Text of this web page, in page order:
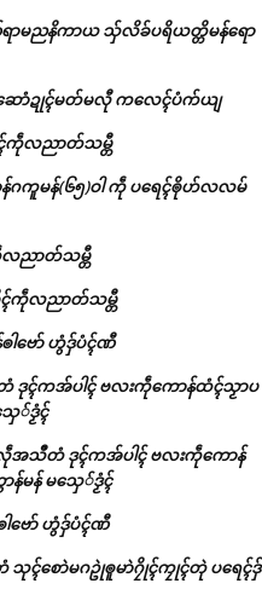
ာမညနိကာယ သှ်လိခ်ပရိယတ္တိမန်ရော
ာံဍုၚ်မတ်မလီု ကလေၚ်ပံက်ယျ
ကဵုလညာတ်သမ္တီ
န်ဂကူမန်(၆၅)ဝါ ကဵု ပရေၚ်ၜိုဟ်လလမ်
ညာတ်သမ္တီ
ကဵုလညာတ်သမ္တီ
ၜါဗော် ဟွံဒှ်ပံၚ်ဏီ
ၚ်ကအ်ပါၚ် ဗလးကဵုကောန်ထံၚ်သၟာပ
ေ်ဒၟံၚ်
သဳတံ ဒုၚ်ကအ်ပါၚ် ဗလးကဵုကောန်
န်မန် မသှေ်ဒၟံၚ်
ါဗော် ဟွံဒှ်ပံၚ်ဏီ
ၚ်စောဲမဂဥုဲၜူမာဲဂၠိုၚ်ကၠုၚ်တုဲ ပရေၚ်ဒှ်